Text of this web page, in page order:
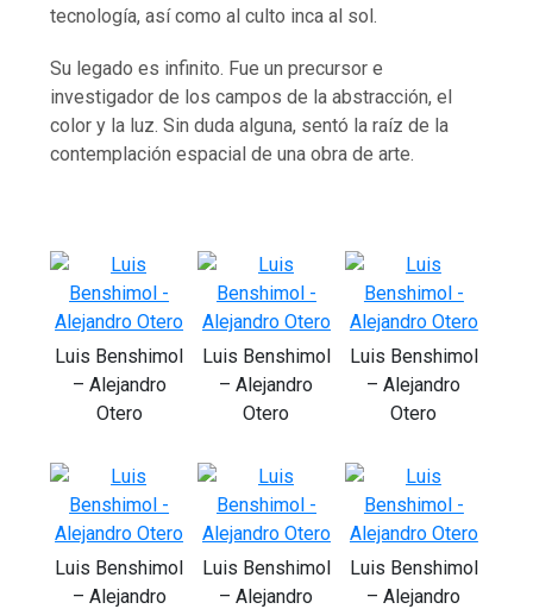
tecnología, así como al culto inca al sol.
Su legado es infinito. Fue un precursor e
investigador de los campos de la abstracción, el
color y la luz. Sin duda alguna, sentó la raíz de la
contemplación espacial de una obra de arte.
Luis Benshimol
– Alejandro
Otero
Luis Benshimol
– Alejandro
Otero
Luis Benshimol
– Alejandro
Otero
Luis Benshimol
– Alejandro
Luis Benshimol
– Alejandro
Luis Benshimol
– Alejandro